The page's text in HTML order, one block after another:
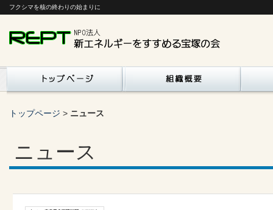
フクシマを核の終わりの始まりに
トップページ > ニュース
ニュース